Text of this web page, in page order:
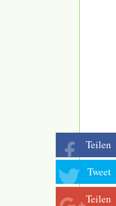
Teilen
Tweet
Teilen